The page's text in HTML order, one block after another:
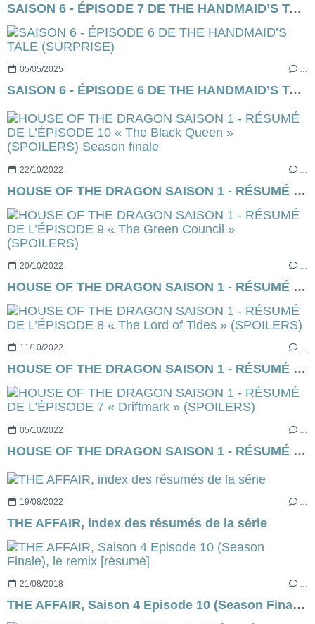
SAISON 6 - ÉPISODE 7 DE THE HANDMAID’S TALE (SHATTERED)
05/05/2025 …
SAISON 6 - ÉPISODE 6 DE THE HANDMAID’S TALE (SURPRISE)
22/10/2022
HOUSE OF THE DRAGON SAISON 1 - RÉSUMÉ DE L’ÉPISODE 10 « The Black Queen » (SPOILERS) Season finale
20/10/2022 …
HOUSE OF THE DRAGON SAISON 1 - RÉSUMÉ DE L’ÉPISODE 9 « The Green Council » (SPOILERS)
11/10/2022 …
HOUSE OF THE DRAGON SAISON 1 - RÉSUMÉ DE L’ÉPISODE 8 « The Lord of Tides » (SPOILERS)
05/10/2022
HOUSE OF THE DRAGON SAISON 1 - RÉSUMÉ DE L’ÉPISODE 7 « Driftmark » (SPOILERS)
19/08/2022 …
THE AFFAIR, index des résumés de la série
21/08/2018 …
THE AFFAIR, Saison 4 Episode 10 (Season Finale), le remix [résumé]